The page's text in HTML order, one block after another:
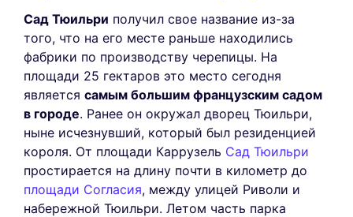
Сад Тюильри получил свое название из-за
того, что на его месте раньше находились
фабрики по производству черепицы. На
площади 25 гектаров это место сегодня
является самым большим французским садом
в городе. Ранее он окружал дворец Тюильри,
ныне исчезнувший, который был резиденцией
короля. От площади Каррузель Сад Тюильри
простирается на длину почти в километр до
площади Согласия, между улицей Риволи и
набережной Тюильри. Летом часть парка